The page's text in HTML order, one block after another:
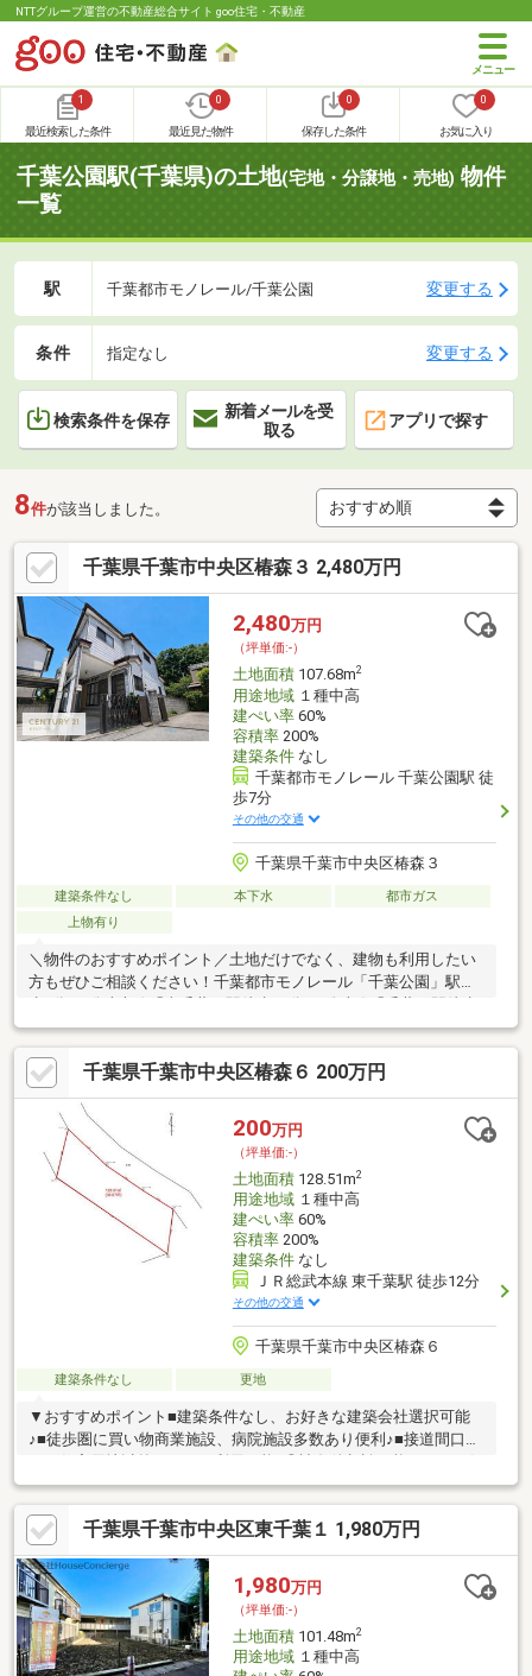
NTTグループ運営の不動産総合サイト goo住宅・不動産
1
最近検索した条件
0
最近見た物件
0
保存した条件
0
お気に入り
千葉公園駅(千葉県)の土地(宅地・分譲地・売地) 物件
一覧
駅 千葉都市モノレール/千葉公園 変更する
条件 指定なし 変更する
検索条件を保存
新着メールを受
取る
アプリで探す
8件が該当しました。
千葉県千葉市中央区椿森３ 2,480万円
2,480万円
（坪単価:-）
土地面積107.68m2
用途地域１種中高
建ぺい率60%
容積率200%
建築条件なし
千葉都市モノレール 千葉公園駅 徒
歩7分
その他の交通
千葉県千葉市中央区椿森３
建築条件なし 本下水
都市ガス
上物有り
＼物件のおすすめポイント／土地だけでなく、建物も利用したい
方もぜひご相談ください！千葉都市モノレール「千葉公園」駅徒
歩7分JR総武本線「東千葉」駅徒歩11分JR総武線「千葉」駅徒歩
20分複数駅を利用しやすい千葉市中央区椿森3丁目の物件です。
都賀小学校徒歩10分、椿森中学校徒歩4分、国立病院機構千葉医
療センター徒歩8分と、教育施設・医療施設が身近にそろう立地。
周辺にはスーパーやコンビニなどの買物施設も徒歩圏にまとまっ
ています。千葉駅方面の利便性と、椿森エリアの穏やかな住環境
を両方重視したい方に、ぜひ現地でご確認いただきたい一件で
す。
千葉県千葉市中央区椿森６ 200万円
200万円
（坪単価:-）
土地面積128.51m2
用途地域１種中高
建ぺい率60%
容積率200%
建築条件なし
ＪＲ総武本線 東千葉駅 徒歩12分
その他の交通
千葉県千葉市中央区椿森６
建築条件なし 更地
▼おすすめポイント■建築条件なし、お好きな建築会社選択可能
♪■徒歩圏に買い物商業施設、病院施設多数あり便利♪■接道間口広
軽にご連絡ください。【公開物件以外に独自の情報ルートによる
物件情報多数あり】当社は一般の不動産業者と異なる非公開情報
を取り扱っています。金融機関、弁護士、司法書士、所属NPO団
体、地元企業等情報提供による任意売却物件、相続物件、財産管
理物件、法人又は法人役員所有物件等なかなか物件が見つからな
い方は一度当社へお気軽にご相談下さい。
千葉県千葉市中央区東千葉１ 1,980万円
1,980万円
（坪単価:-）
土地面積101.48m2
用途地域１種中高